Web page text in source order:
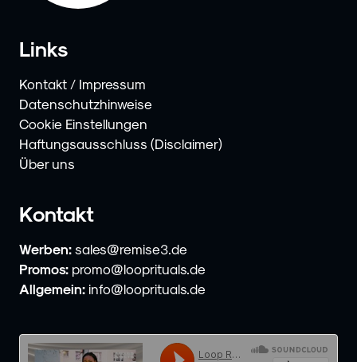
Links
Kontakt / Impressum
Datenschutzhinweise
Cookie Einstellungen
Haftungsausschluss (Disclaimer)
Über uns
Kontakt
Werben: sales@remise3.de
Promos: promo@looprituals.de
Allgemein: info@looprituals.de